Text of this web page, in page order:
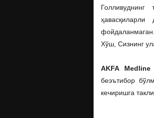
Хўш, Сизнинг
AKFA Medline
беэътибор
кечиришга